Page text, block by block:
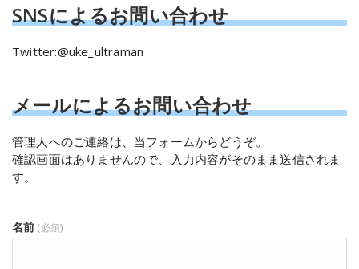
SNSによるお問い合わせ
Twitter:@uke_ultraman
メールによるお問い合わせ
管理人へのご連絡は、当フォームからどうぞ。
確認画面はありませんので、入力内容がそのまま送信されま
す。
名前 (必須)